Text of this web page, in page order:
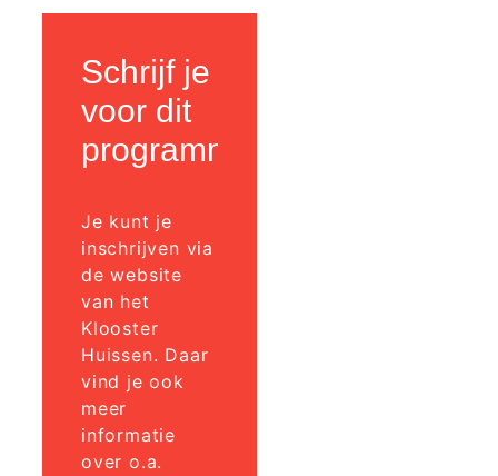
Schrijf je in
voor dit
programma!
Je kunt je
inschrijven via
de website
van het
Klooster
Huissen. Daar
vind je ook
meer
informatie
over o.a.